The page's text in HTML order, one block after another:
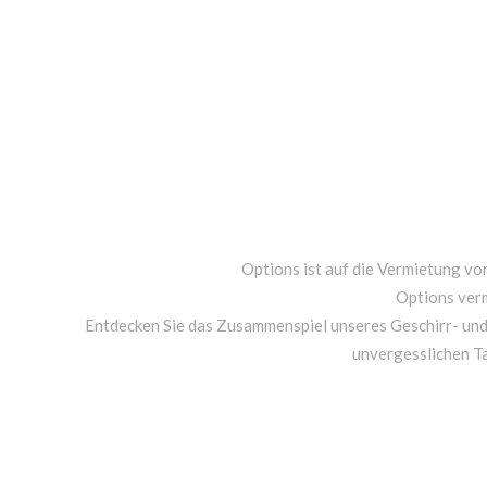
Options ist auf die Vermietung
Options
Entdecken Sie das Zusammenspiel unseres Geschirr-
unvergesslichen